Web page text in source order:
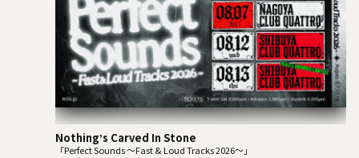
Nothingʼs Carved In Stone
「Perfect Sounds 〜Fast & Loud Tracks 2026〜」